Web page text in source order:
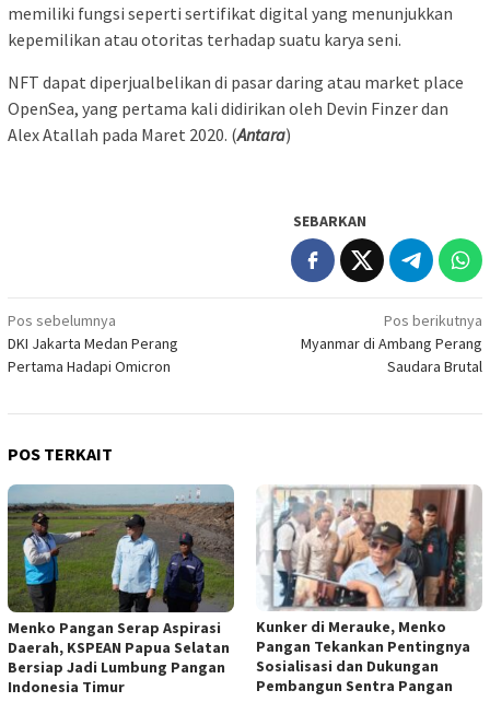
memiliki fungsi seperti sertifikat digital yang menunjukkan
kepemilikan atau otoritas terhadap suatu karya seni.
NFT dapat diperjualbelikan di pasar daring atau market place
OpenSea, yang pertama kali didirikan oleh Devin Finzer dan
Alex Atallah pada Maret 2020. (Antara)
SEBARKAN
Navigasi
pos
Pos sebelumnya
DKI Jakarta Medan Perang
Pertama Hadapi Omicron
Pos berikutnya
Myanmar di Ambang Perang
Saudara Brutal
POS TERKAIT
Menko Pangan Serap Aspirasi
Daerah, KSPEAN Papua Selatan
Bersiap Jadi Lumbung Pangan
Indonesia Timur
Kunker di Merauke, Menko
Pangan Tekankan Pentingnya
Sosialisasi dan Dukungan
Pembangun Sentra Pangan